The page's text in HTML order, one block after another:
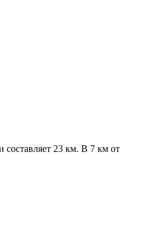
составляет 23 км. В 7 км от